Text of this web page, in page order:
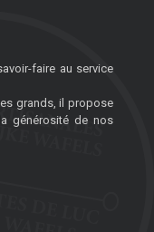
faire au service
grands, il propose
générosité de nos